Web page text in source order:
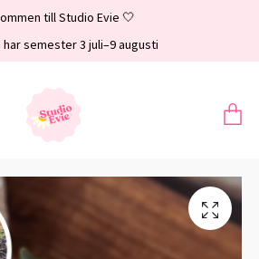
till Studio Evie 🤍
har semester 3 juli–9 augusti